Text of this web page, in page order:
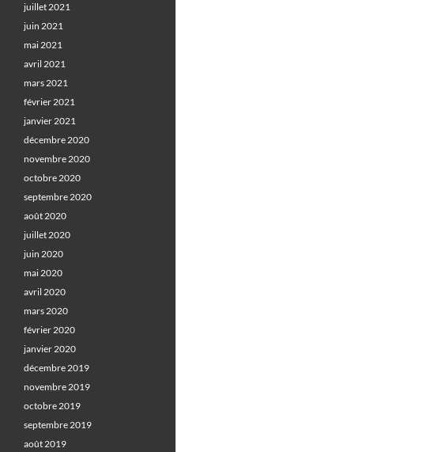
juillet 2021
juin 2021
mai 2021
avril 2021
mars 2021
février 2021
janvier 2021
décembre 2020
novembre 2020
octobre 2020
septembre 2020
août 2020
juillet 2020
juin 2020
mai 2020
avril 2020
mars 2020
février 2020
janvier 2020
décembre 2019
novembre 2019
octobre 2019
septembre 2019
août 2019